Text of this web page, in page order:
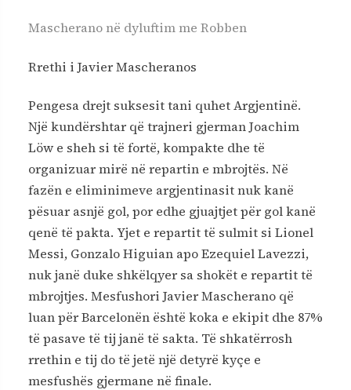
Mascherano në dyluftim me Robben
Rrethi i Javier Mascheranos
Pengesa drejt suksesit tani quhet Argjentinë.
Një kundërshtar që trajneri gjerman Joachim
Löw e sheh si të fortë, kompakte dhe të
organizuar mirë në repartin e mbrojtës. Në
fazën e eliminimeve argjentinasit nuk kanë
pësuar asnjë gol, por edhe gjuajtjet për gol kanë
qenë të pakta. Yjet e repartit të sulmit si Lionel
Messi, Gonzalo Higuian apo Ezequiel Lavezzi,
nuk janë duke shkëlqyer sa shokët e repartit të
mbrojtjes. Mesfushori Javier Mascherano që
luan për Barcelonën është koka e ekipit dhe 87%
të pasave të tij janë të sakta. Të shkatërrosh
rrethin e tij do të jetë një detyrë kyçe e
mesfushës gjermane në finale.